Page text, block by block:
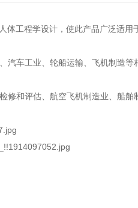
工程学设计，使此产品广泛适用
车工业、轮船运输、飞机制造等
修和评估、航空飞机制造业、船